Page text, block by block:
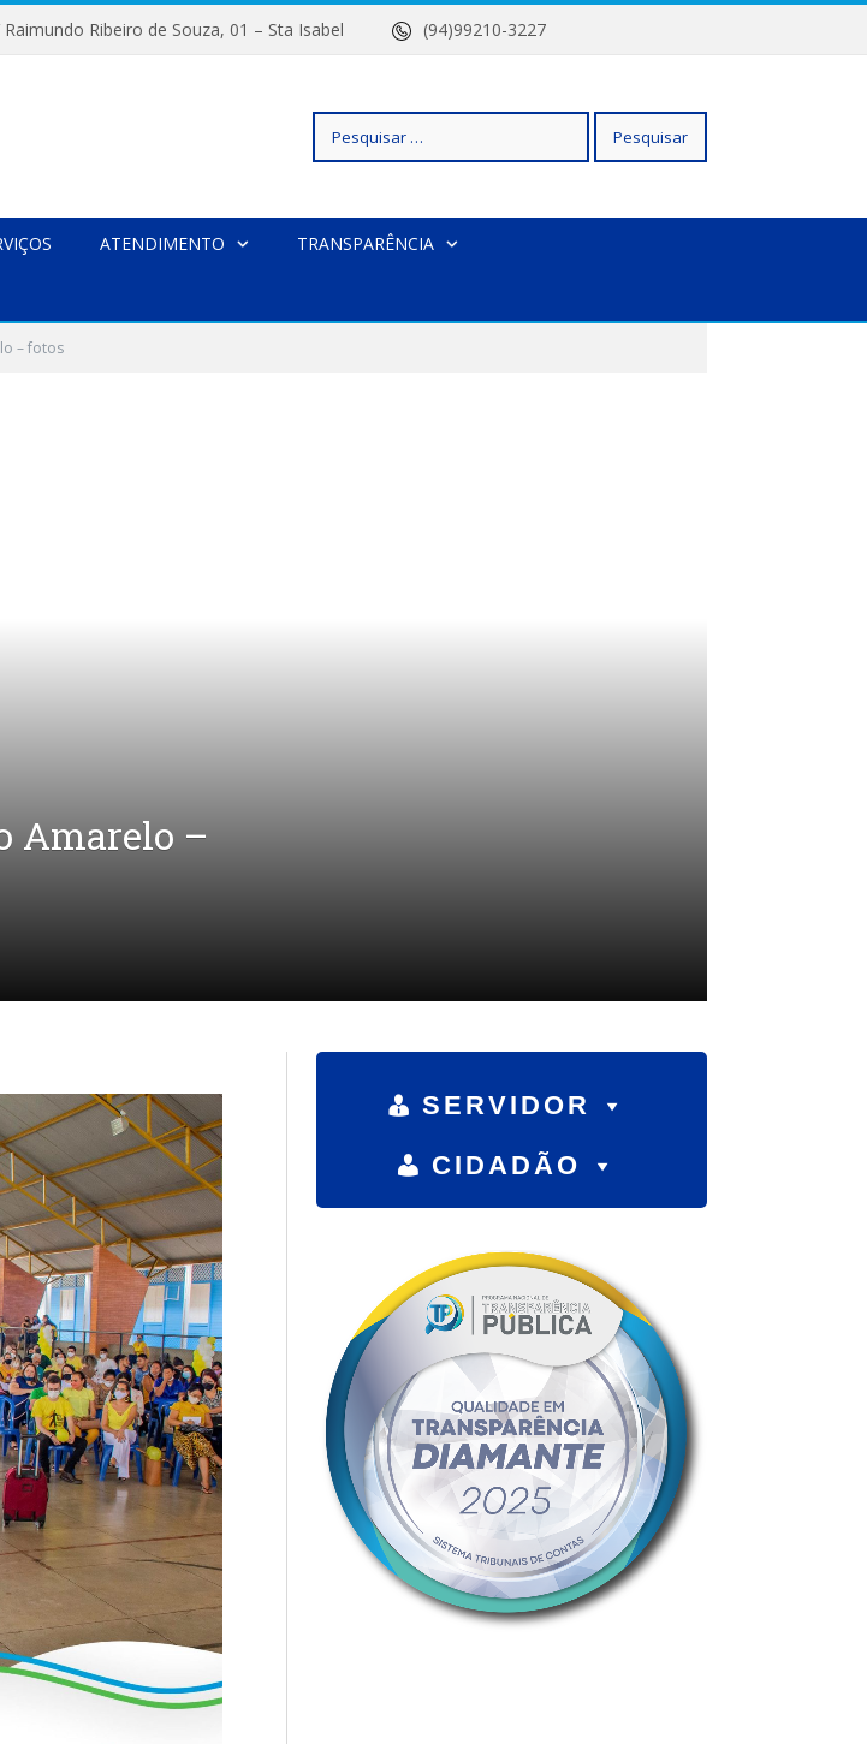
Raimundo Ribeiro de Souza, 01 – Sta Isabel (94)99210-3227
Pesquisar
ATENDIMENTO TRANSPARÊNCIA
– fotos
Amarelo –
SERVIDOR
CIDADÃO